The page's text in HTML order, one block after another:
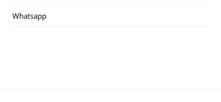
Whatsapp